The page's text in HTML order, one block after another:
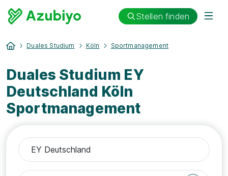
Stellen finden
Duales Studium Köln Sportmanagement
Duales Studium EY
Deutschland Köln
Sportmanagement